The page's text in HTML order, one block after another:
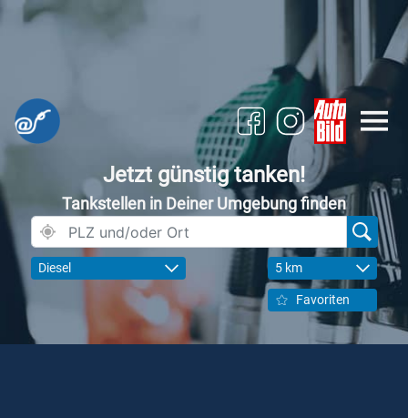
Jetzt günstig tanken!
Tankstellen in Deiner Umgebung finden
Diesel 5 km
Favoriten